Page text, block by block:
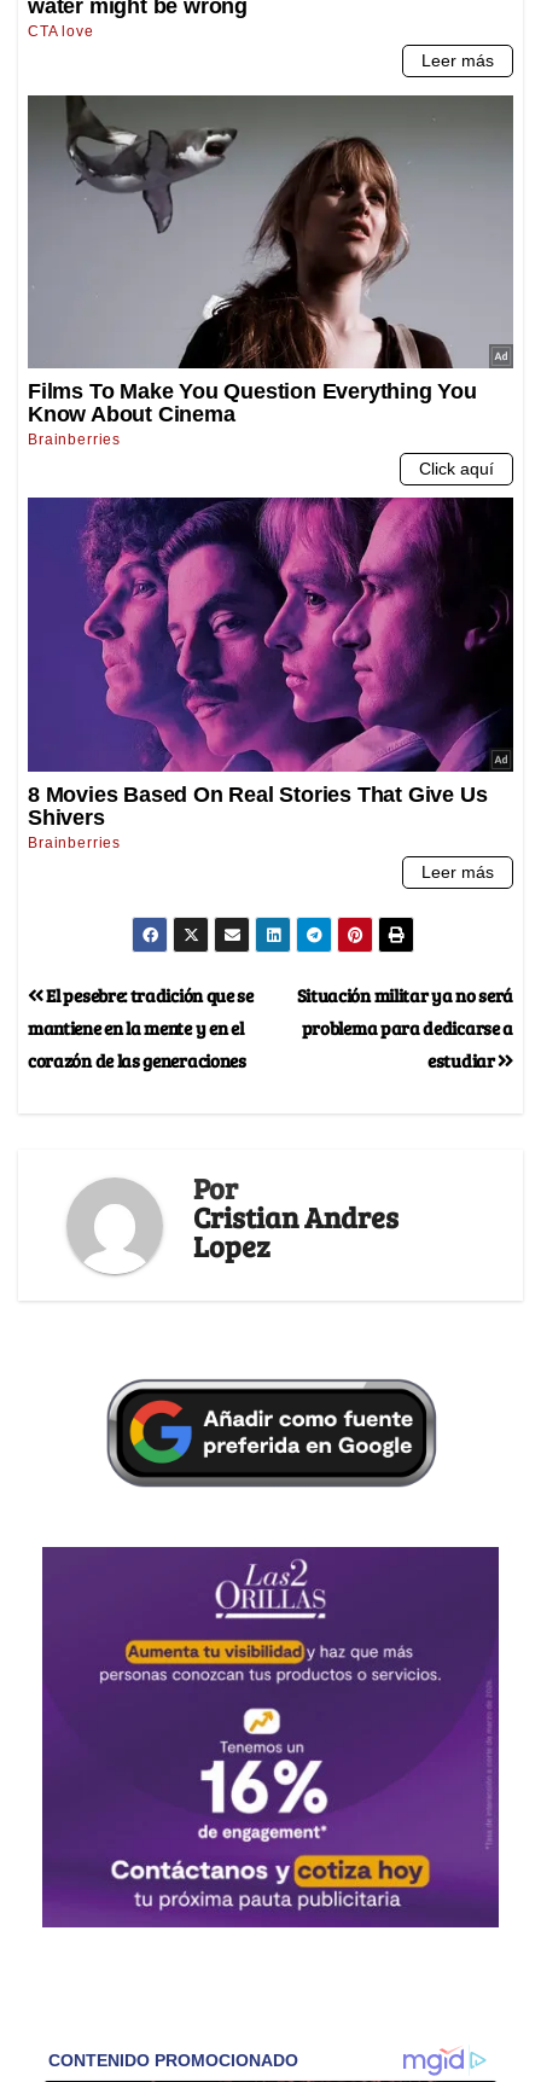
Situación militar ya no será
problema para dedicarse a
estudiar
El pesebre: tradición que se
mantiene en la mente y en el
corazón de las generaciones
Por
Cristian Andres
Lopez